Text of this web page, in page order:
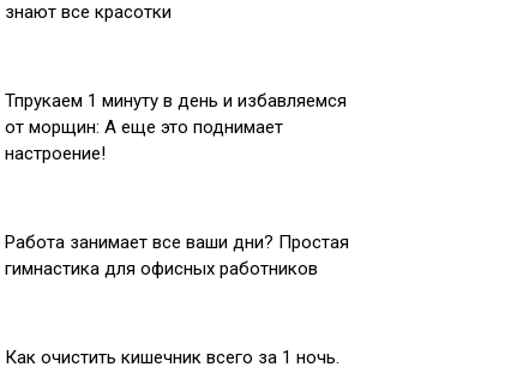
знают все красотки
Тпрукаем 1 минуту в день и избавляемся
от морщин: А еще это поднимает
настроение!
Работа занимает все ваши дни? Простая
гимнастика для офисных работников
Как очистить кишечник всего за 1 ночь.